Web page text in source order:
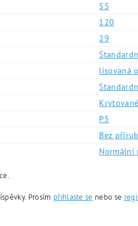
55
120
29
lisovaná
P5
Bez
Normální
Prosím přihlaste se nebo se